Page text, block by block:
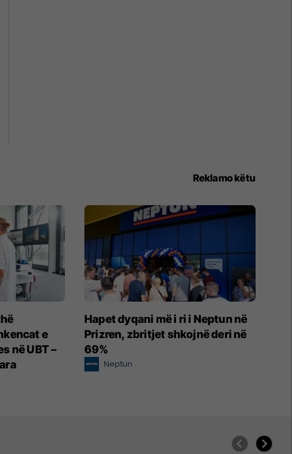
Reklamo këtu
e
në UBT –
Hapet dyqani më i ri i Neptun në
Prizren, zbritjet shkojnë deri në
69%
Neptun